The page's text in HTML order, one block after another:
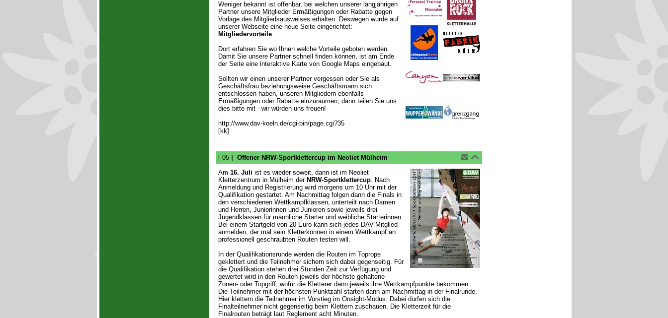
Weniger bekannt ist offenbar, bei welchen unserer langjährigen
Partner unsere Mitglieder Ermäßigungen oder Rabatte gegen
Vorlage des Mitgliedsausweises erhalten. Deswegen wurde auf
unserer Webseite eine neue Seite eingerichtet:
Mitgliedervorteile.
Dort erfahren Sie wo Ihnen welche Vorteile geboten werden.
Damit Sie unsere Partner schnell finden können, ist am Ende
der Seite eine interaktive Karte von Google Maps eingebaut.
Sollten wir einen unserer Partner vergessen oder Sie als
Geschäftsfrau beziehungsweise Geschäftsmann sich
entschlossen haben, unseren Mitgliedern ebenfalls
Ermäßigungen oder Rabatte einzuräumen, dann teilen Sie uns
dies bitte mit - wir würden uns freuen!
http://www.dav-koeln.de/cgi-bin/page.cgi?35
[kk]
[ 05 ] Offener NRW-Sportklettercup im Neoliet Mülheim
Am 16. Juli ist es wieder soweit, dann ist im Neoliet
Kletterzentrum in Mülheim der NRW-Sportklettercup. Nach
Anmeldung und Registrierung wird morgens um 10 Uhr mit der
Qualifikation gestartet. Am Nachmittag folgen dann die Finals in
den verschiedenen Wettkampfklassen, unterteilt nach Damen
und Herren, Juniorinnen und Junioren sowie jeweils drei
Jugendklassen für männliche Starter und weibliche Starterinnen.
Bei einem Startgeld von 20 Euro kann sich jedes DAV-Mitglied
anmelden, der mal sein Kletterkönnen in einem Wettkampf an
professionell geschraubten Routen testen will.
In der Qualifikationsrunde werden die Routen im Toprope
geklettert und die Teilnehmer sichern sich dabei gegenseitig. Für
die Qualifikation stehen drei Stunden Zeit zur Verfügung und
gewertet wird in den Routen jeweils der höchste gehaltene
Zonen- oder Topgriff, wofür die Kletterer dann jeweils ihre Wettkampfpunkte bekommen.
Die Teilnehmer mit der höchsten Punktzahl starten dann am Nachmittag in der Finalrunde.
Hier klettern die Teilnehmer im Vorstieg im Onsight-Modus. Dabei dürfen sich die
Finalteilnehmer nicht gegenseitig beim Klettern zuschauen. Die Kletterzeit für die
Finalrouten beträgt laut Reglement acht Minuten.